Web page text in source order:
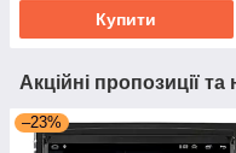
Купити
Акційні пропозиції
–23%